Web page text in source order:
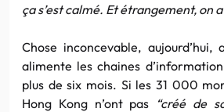
ça s’est calmé. Et étrangement, on
Chose inconcevable,
alimente les chaines
plus de six mois. Si les 31 000
Hong Kong n’ont pas “créé de